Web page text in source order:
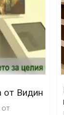
от Видин